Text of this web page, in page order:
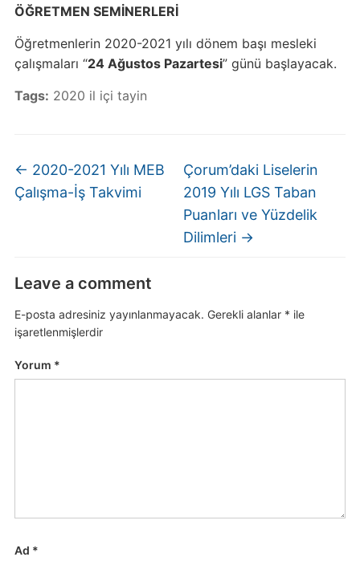
ÖĞRETMEN SEMİNERLERİ
Öğretmenlerin 2020-2021 yılı dönem başı mesleki
çalışmaları “24 Ağustos Pazartesi” günü başlayacak.
Tags: 2020 il içi tayin
← 2020-2021 Yılı MEB
Çalışma-İş Takvimi
Çorum’daki Liselerin
2019 Yılı LGS Taban
Puanları ve Yüzdelik
Dilimleri →
Leave a comment
E-posta adresiniz yayınlanmayacak. Gerekli alanlar * ile
işaretlenmişlerdir
Yorum *
Ad *